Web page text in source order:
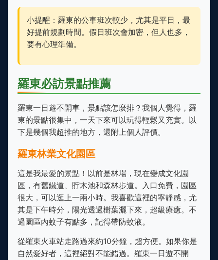
小提醒：羅東的公車班次較少，尤其是平日，最
好提前規劃時間。假日班次會加密，但人也多，
要有心理準備。
羅東必訪景點推薦
羅東一日遊不開車，景點該怎麼排？我個人覺得，羅
東的景點很集中，一天下來可以玩得輕鬆又充實。以
下是幾個我超推的地方，還附上個人評價。
羅東林業文化園區
這是我最愛的景點！以前是林場，現在變成文化園
區，有舊鐵道、貯木池和森林步道。入口免費，園區
很大，可以逛上一兩小時。我喜歡這裡的寧靜感，尤
其是下午時分，陽光透過樹葉灑下來，超級療癒。不
過園區內蚊子有點多，記得帶防蚊液。
從羅東火車站走路過來約10分鐘，超方便。如果你是
自然愛好者，這裡絕對不能錯過。羅東一日遊不開